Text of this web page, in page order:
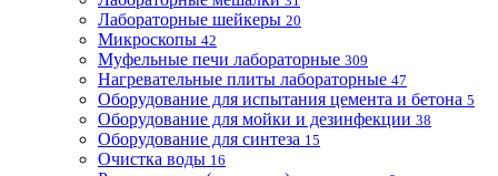
Лабораторные шейкеры 20
Микроскопы 42
Муфельные печи лабораторные 309
Нагревательные плиты лабораторные 47
Оборудование для испытания цемента и бетона 5
Оборудование для мойки и дезинфекции 38
Оборудование для синтеза 15
Очистка воды 16